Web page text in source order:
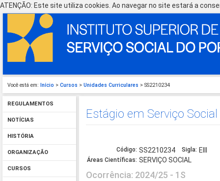
ATENÇÃO: Este site utiliza cookies. Ao navegar no site estará a
Você está em: Início > Cursos > Unidades Curriculares > SS2210234
REGULAMENTOS
NOTÍCIAS
HISTÓRIA
ORGANIZAÇÃO
CURSOS
Estágio em Serviço
Código: SS2210234 Sigla: EIII
Áreas Científicas: SERVIÇO SOCIAL
Ocorrência: 2024/25 - 1S